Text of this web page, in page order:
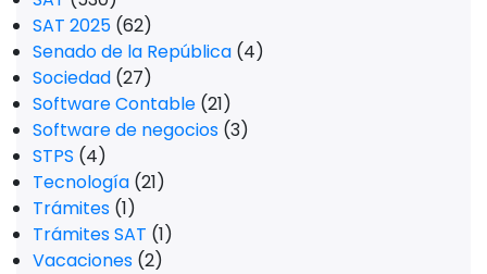
SAT 2025 (62)
Senado de la República (4)
Sociedad (27)
Software Contable (21)
Software de negocios (3)
STPS (4)
Tecnología (21)
Trámites (1)
Trámites SAT (1)
Vacaciones (2)